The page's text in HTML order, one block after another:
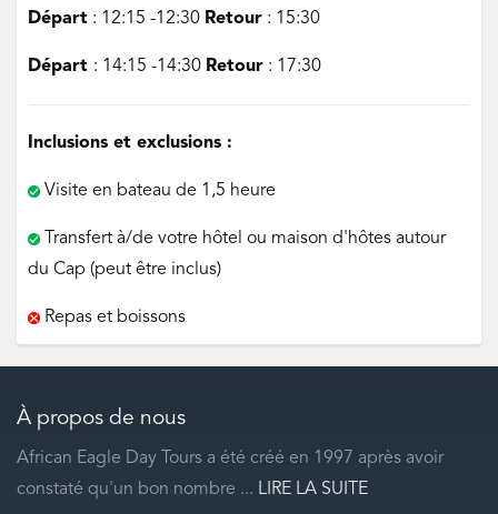
Départ : 12:15 -12:30 Retour : 15:30
Départ : 14:15 -14:30 Retour : 17:30
Inclusions et exclusions :
Visite en bateau de 1,5 heure
Transfert à/de votre hôtel ou maison d'hôtes autour
du Cap (peut être inclus)
Repas et boissons
À propos de nous
African Eagle Day Tours a été créé en 1997 après avoir
constaté qu'un bon nombre ... LIRE LA SUITE